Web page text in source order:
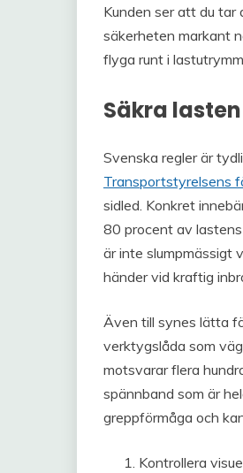
Kunden ser att du
säkerheten markant
flyga runt i
Säkra
Svenska regler är
Transportstyrelsens
sidled. Konkret
80 procent av
är inte slumpmässigt
händer vid kraftig
Även till synes lätta
verktygslåda som
motsvarar flera
spännband som är
greppförmåga och
Kontrollera